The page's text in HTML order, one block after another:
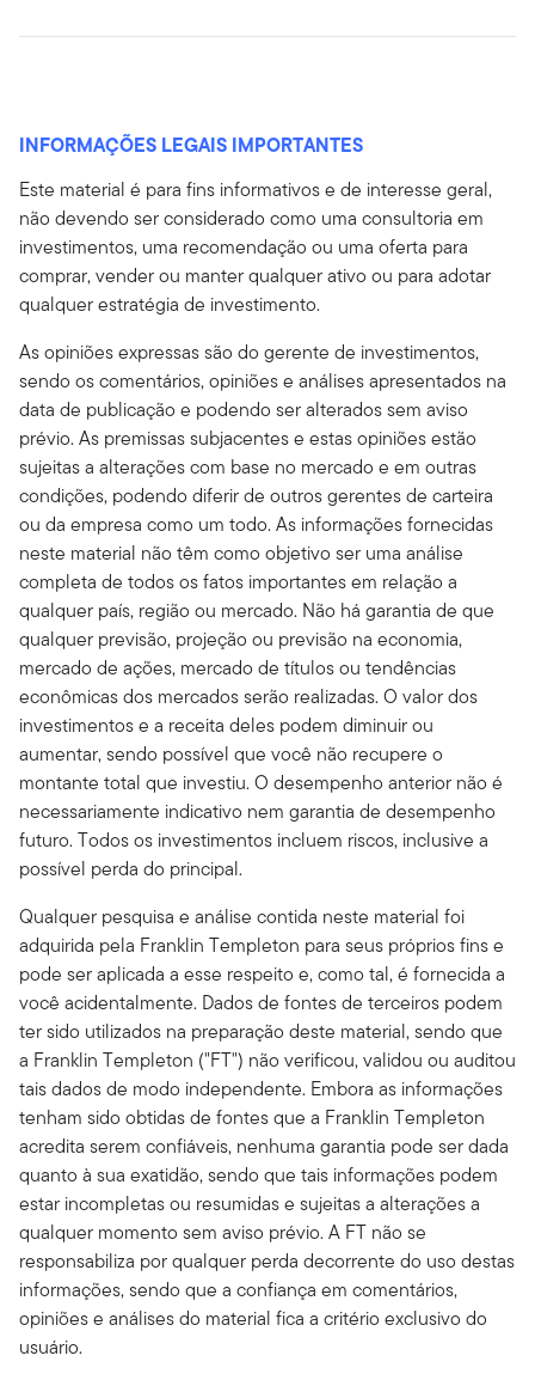
INFORMAÇÕES LEGAIS IMPORTANTES
Este material é para fins informativos e de interesse geral,
não devendo ser considerado como uma consultoria em
investimentos, uma recomendação ou uma oferta para
comprar, vender ou manter qualquer ativo ou para adotar
qualquer estratégia de investimento.
As opiniões expressas são do gerente de investimentos,
sendo os comentários, opiniões e análises apresentados na
data de publicação e podendo ser alterados sem aviso
prévio. As premissas subjacentes e estas opiniões estão
sujeitas a alterações com base no mercado e em outras
condições, podendo diferir de outros gerentes de carteira
ou da empresa como um todo. As informações fornecidas
neste material não têm como objetivo ser uma análise
completa de todos os fatos importantes em relação a
qualquer país, região ou mercado. Não há garantia de que
qualquer previsão, projeção ou previsão na economia,
mercado de ações, mercado de títulos ou tendências
econômicas dos mercados serão realizadas. O valor dos
investimentos e a receita deles podem diminuir ou
aumentar, sendo possível que você não recupere o
montante total que investiu. O desempenho anterior não é
necessariamente indicativo nem garantia de desempenho
futuro. Todos os investimentos incluem riscos, inclusive a
possível perda do principal.
Qualquer pesquisa e análise contida neste material foi
adquirida pela Franklin Templeton para seus próprios fins e
pode ser aplicada a esse respeito e, como tal, é fornecida a
você acidentalmente. Dados de fontes de terceiros podem
ter sido utilizados na preparação deste material, sendo que
a Franklin Templeton ("FT") não verificou, validou ou auditou
tais dados de modo independente. Embora as informações
tenham sido obtidas de fontes que a Franklin Templeton
acredita serem confiáveis, nenhuma garantia pode ser dada
quanto à sua exatidão, sendo que tais informações podem
estar incompletas ou resumidas e sujeitas a alterações a
qualquer momento sem aviso prévio. A FT não se
responsabiliza por qualquer perda decorrente do uso destas
informações, sendo que a confiança em comentários,
opiniões e análises do material fica a critério exclusivo do
usuário.